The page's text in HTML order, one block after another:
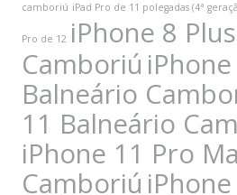
camboriú iPad Pro de 11 polegadas (4ª
Pro de 12 iPhone 8
Camboriú
Balneário
11 Balneário
iPhone 11 Pro
Camboriú